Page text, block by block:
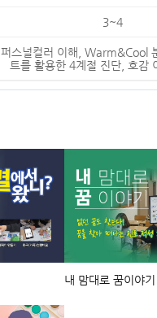
3~4
퍼스널컬러 이해, Warm&Cool
트를 활용한 4계절 진단, 호감
내 맘대로 꿈이야기